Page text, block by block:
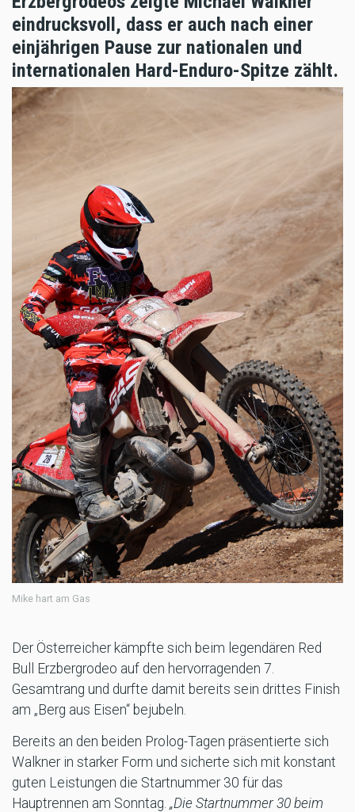
eindrucksvoll, dass er auch nach einer
einjährigen Pause zur nationalen und
internationalen Hard-Enduro-Spitze zählt.
Mike hart am Gas
Der Österreicher kämpfte sich beim legendären Red
Bull Erzbergrodeo auf den hervorragenden 7.
Gesamtrang und durfte damit bereits sein drittes Finish
am „Berg aus Eisen“ bejubeln.
Bereits an den beiden Prolog-Tagen präsentierte sich
Walkner in starker Form und sicherte sich mit konstant
guten Leistungen die Startnummer 30 für das
Hauptrennen am Sonntag. „Die Startnummer 30 beim